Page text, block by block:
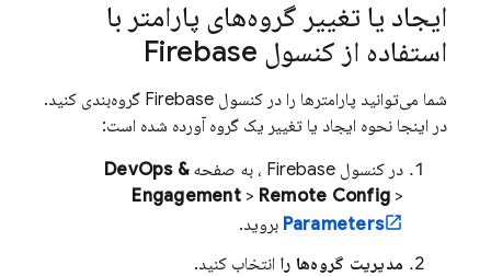
ایجاد یا تغییر گروه‌های پارامتر با
استفاده از کنسول Firebase
شما می‌توانید پارامترها را در کنسول Firebase گروه‌بندی کنید.
در اینجا نحوه ایجاد یا تغییر یک گروه آورده شده است:
در کنسول Firebase ، به صفحهDevOps &
Engagement> Remote Config >
Parameters بروید.
مدیریت گروه‌ها را انتخاب کنید.